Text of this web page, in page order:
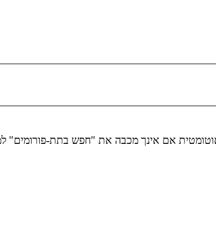
אם אינך מכבה את "חפש בתת-פורומים"